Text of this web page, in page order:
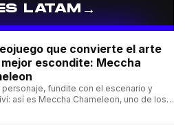
LATAM →
que convierte el arte
escondite: Meccha
personaje, fundite con el escenario y
así es Meccha Chameleon, uno de los